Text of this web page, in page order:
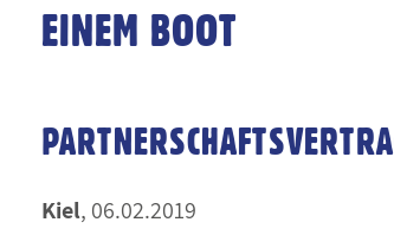
EINEM BOOT
Kiel, 06.02.2019